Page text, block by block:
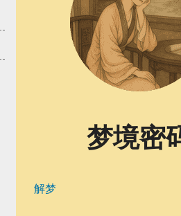
梦境密
解梦